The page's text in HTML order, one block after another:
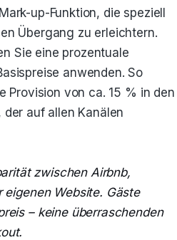
up-Funktion, die speziell
Übergang zu erleichtern.
Sie eine prozentuale
anwenden. So
Provision von ca. 15 % in den
auf allen Kanälen
zwischen Airbnb,
eigenen Website. Gäste
– keine überraschenden